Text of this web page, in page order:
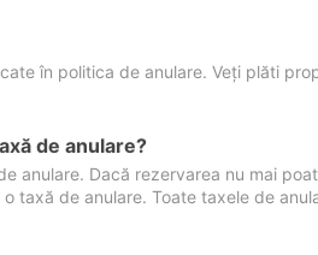
în politica de anulare. Veți plăti
de anulare?
anulare. Dacă rezervarea nu mai
taxă de anulare. Toate taxele de